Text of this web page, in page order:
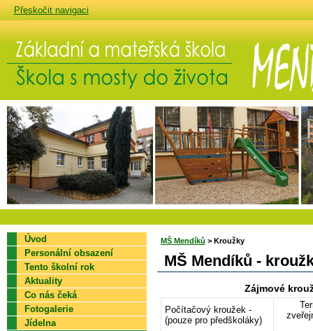
Přeskočit navigaci
Úvod
Personální obsazení
Tento školní rok
Aktuality
Co nás čeká
Fotogalerie
Jídelna
MŠ Mendíků > Kroužky
MŠ Mendíků -
Zájmové
Počítačový kroužek -
(pouze pro předškoláky)